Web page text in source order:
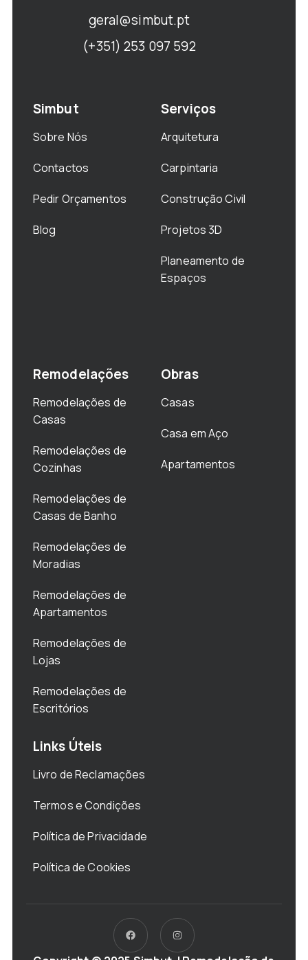
geral@simbut.pt
(+351) 253 097 592
Simbut
Sobre Nós
Contactos
Pedir Orçamentos
Blog
Serviços
Arquitetura
Carpintaria
Construção Civil
Projetos 3D
Planeamento de
Espaços
Remodelações
Remodelações de
Casas
Remodelações de
Cozinhas
Remodelações de
Casas de Banho
Remodelações de
Moradias
Remodelações de
Apartamentos
Remodelações de
Lojas
Remodelações de
Escritórios
Obras
Casas
Casa em Aço
Apartamentos
Links Úteis
Livro de Reclamações
Termos e Condições
Política de Privacidade
Política de Cookies